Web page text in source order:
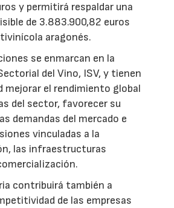
y permitirá respaldar una
de 3.883.900,82 euros
aragonés.
se enmarcan en la
del Vino, ISV, y tienen
mejorar el rendimiento global
del sector, favorecer su
demandas del mercado e
vinculadas a la
las infraestructuras
contribuirá también a
de las empresas